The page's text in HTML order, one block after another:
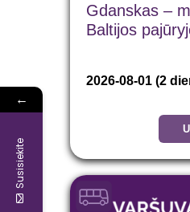
Gdanskas –
Baltijos
2026-08-01 (2
←
Susisiekite